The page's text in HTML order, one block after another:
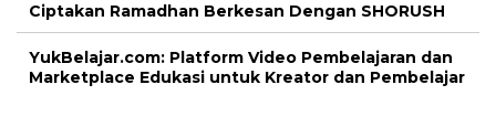
Ciptakan Ramadhan Berkesan Dengan SHORUSH
YukBelajar.com: Platform Video Pembelajaran dan
Marketplace Edukasi untuk Kreator dan Pembelajar